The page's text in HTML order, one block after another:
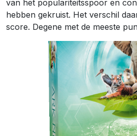
van het populariteitsspoor en
hebben gekruist. Het verschil
score. Degene met de meeste